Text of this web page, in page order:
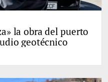
la obra del puerto
geotécnico